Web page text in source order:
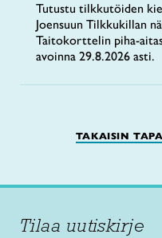
Tutustu tilkkutöiden
Joensuun Tilkkukillan
Taitokorttelin piha-
avoinna 29.8.2026 asti.
TAKAISIN
Tilaa uutiskirje